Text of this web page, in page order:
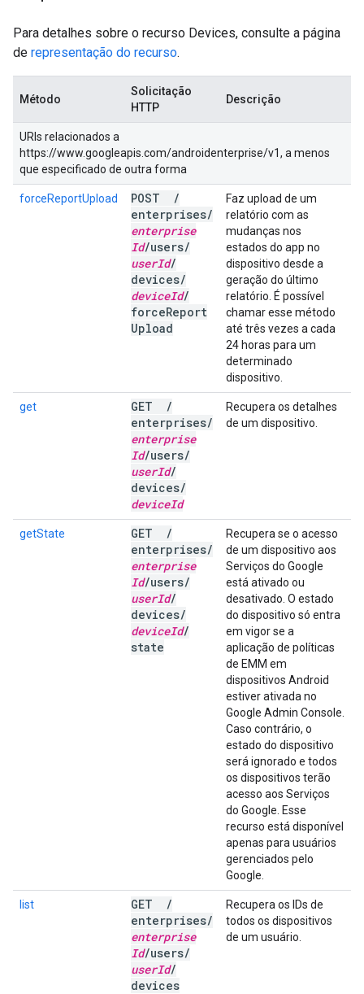
Para detalhes sobre o recurso Devices, consulte a página
de representação do recurso.
Método
Solicitação
HTTP
Descrição
URIs relacionados a
https://www.googleapis.com/androidenterprise/v1, a menos
que especificado de outra forma
forceReportUpload POST
/
enterprises/
enterprise
Id/users/
userId/
devices/
deviceId/
forceReport
Upload
Faz upload de um
relatório com as
mudanças nos
estados do app no
dispositivo desde a
geração do último
relatório. É possível
chamar esse método
até três vezes a cada
24 horas para um
determinado
dispositivo.
get GET
/
enterprises/
enterprise
Id/users/
userId/
devices/
deviceId
Recupera os detalhes
de um dispositivo.
getState GET
/
enterprises/
enterprise
Id/users/
userId/
devices/
deviceId/
state
Recupera se o acesso
de um dispositivo aos
Serviços do Google
está ativado ou
desativado. O estado
do dispositivo só entra
em vigor se a
aplicação de políticas
de EMM em
dispositivos Android
estiver ativada no
Google Admin Console.
Caso contrário, o
estado do dispositivo
será ignorado e todos
os dispositivos terão
acesso aos Serviços
do Google. Esse
recurso está disponível
apenas para usuários
gerenciados pelo
Google.
list GET
/
enterprises/
enterprise
Id/users/
userId/
devices
Recupera os IDs de
todos os dispositivos
de um usuário.